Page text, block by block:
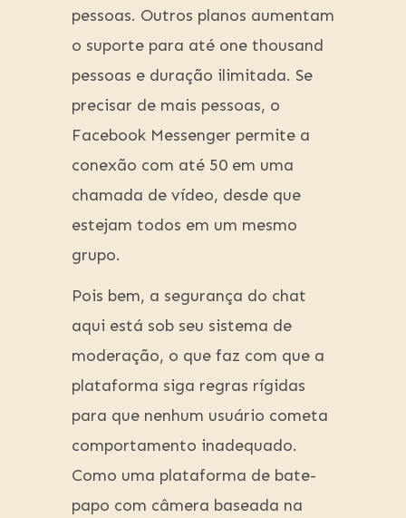
pessoas. Outros planos aumentam
o suporte para até one thousand
pessoas e duração ilimitada. Se
precisar de mais pessoas, o
Facebook Messenger permite a
conexão com até 50 em uma
chamada de vídeo, desde que
estejam todos em um mesmo
grupo.
Pois bem, a segurança do chat
aqui está sob seu sistema de
moderação, o que faz com que a
plataforma siga regras rígidas
para que nenhum usuário cometa
comportamento inadequado.
Como uma plataforma de bate-
papo com câmera baseada na